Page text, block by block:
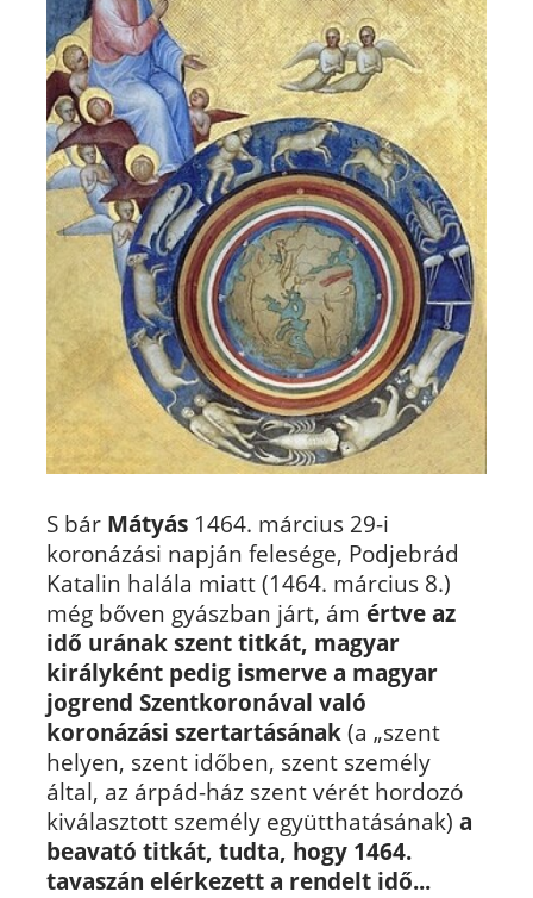
S bár Mátyás1464. március 29-i
koronázási napján felesége, Podjebrád
Katalin halála miatt (1464. március 8.)
még bőven gyászban járt, ám értve az
idő uránakszent titkát, magyar
királyként pedig ismerve a magyar
jogrend Szentkoronával való
koronázási szertartásának(a „szent
helyen, szent időben, szent személy
által, az árpád-ház szent vérét hordozó
kiválasztott személy együtthatásának) a
beavató titkát, tudta, hogy 1464.
tavaszán elérkezett a rendelt idő...